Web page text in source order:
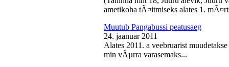
ametikoha tÃ¤itmiseks alates 1.
Muutub Pangabussi peatusaeg
24. jaanuar 2011
Alates 2011. a veebruarist
min vÃµrra varasemaks...